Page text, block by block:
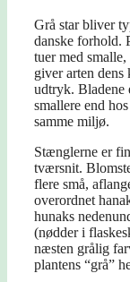
Grå star bliver
danske forhold.
tuer med
giver arten dens
udtryk. Bladene
smallere end
samme miljø.
Stænglerne er
tværsnit.
flere små,
overordnet
hunaks
(nødder i
næsten grålig
plantens “grå”